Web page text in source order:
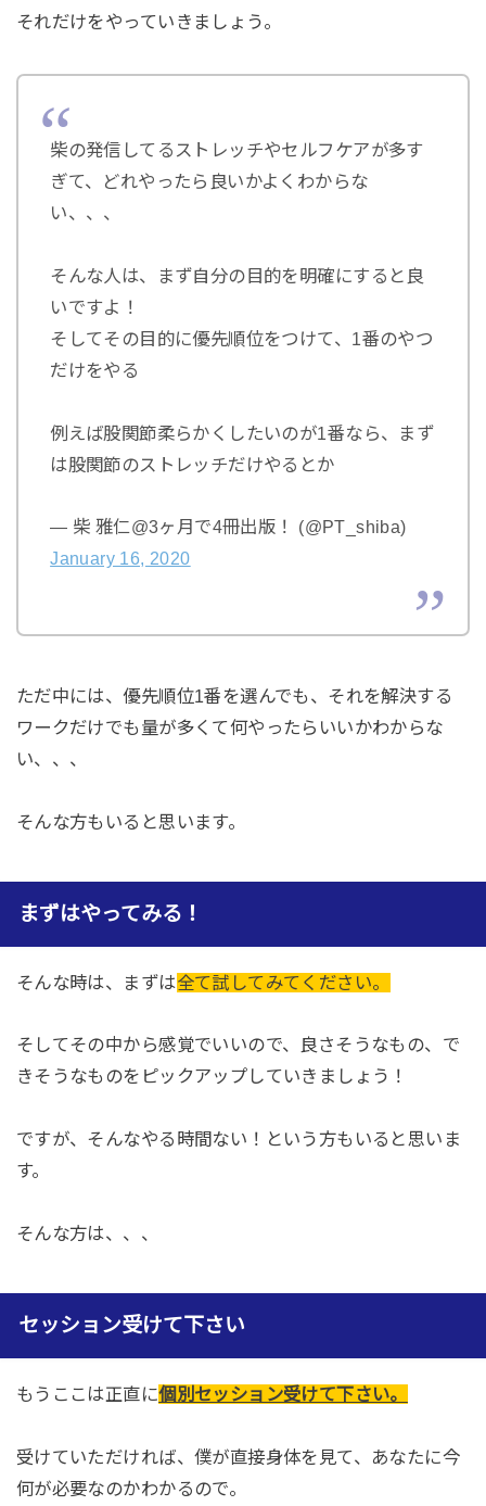
それだけをやっていきましょう。
柴の発信してるストレッチやセルフケアが多す
ぎて、どれやったら良いかよくわからな
い、、、
そんな人は、まず自分の目的を明確にすると良
いですよ！
そしてその目的に優先順位をつけて、1番のやつ
だけをやる
例えば股関節柔らかくしたいのが1番なら、まず
は股関節のストレッチだけやるとか
— 柴 雅仁@3ヶ月で4冊出版！ (@PT_shiba)
January 16, 2020
ただ中には、優先順位1番を選んでも、それを解決する
ワークだけでも量が多くて何やったらいいかわからな
い、、、
そんな方もいると思います。
まずはやってみる！
そんな時は、まずは全て試してみてください。
そしてその中から感覚でいいので、良さそうなもの、で
きそうなものをピックアップしていきましょう！
ですが、そんなやる時間ない！という方もいると思いま
す。
そんな方は、、、
セッション受けて下さい
もうここは正直に個別セッション受けて下さい。
受けていただければ、僕が直接身体を見て、あなたに今
何が必要なのかわかるので。